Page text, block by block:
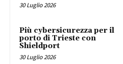
30 Luglio 2026
Più cybersicurezza per il
porto di Trieste con
Shieldport
30 Luglio 2026